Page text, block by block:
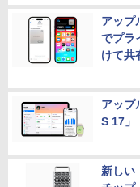
アップ
でプラ
けて共
アップ
S 17」
新しい